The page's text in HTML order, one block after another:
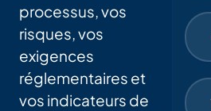
processus, vos
risques, vos
exigences
réglementaires et
vos indicateurs de